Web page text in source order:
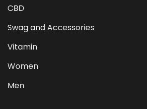
CBD
Swag and Accessories
Vitamin
Women
Men